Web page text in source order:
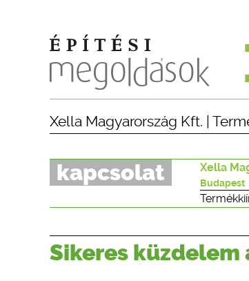
Xella Magyarország Kft.
kapcsolat Xella
Budapest
Sikeres